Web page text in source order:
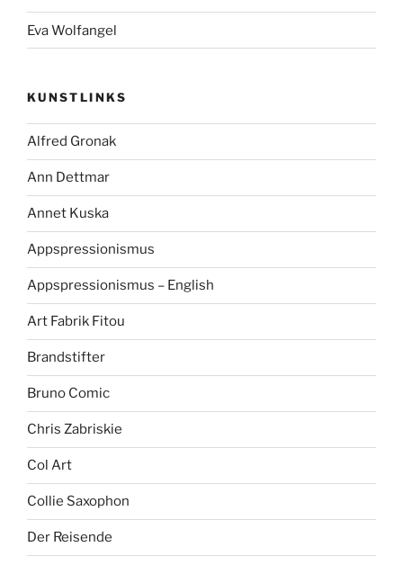
Eva Wolfangel
KUNSTLINKS
Alfred Gronak
Ann Dettmar
Annet Kuska
Appspressionismus
Appspressionismus – English
Art Fabrik Fitou
Brandstifter
Bruno Comic
Chris Zabriskie
Col Art
Collie Saxophon
Der Reisende